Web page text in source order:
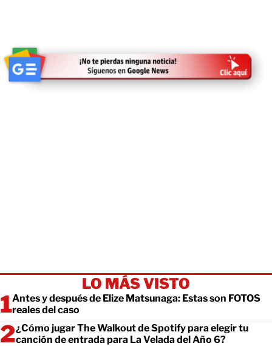
LO MÁS VISTO
Antes y después de Elize Matsunaga: Estas son FOTOS
reales del caso
¿Cómo jugar The Walkout de Spotify para elegir tu
canción de entrada para La Velada del Año 6?